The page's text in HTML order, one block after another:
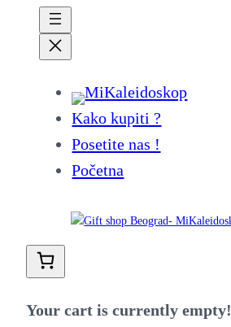
Kako kupiti ?
Posetite nas !
Početna
Your cart is currently empty!